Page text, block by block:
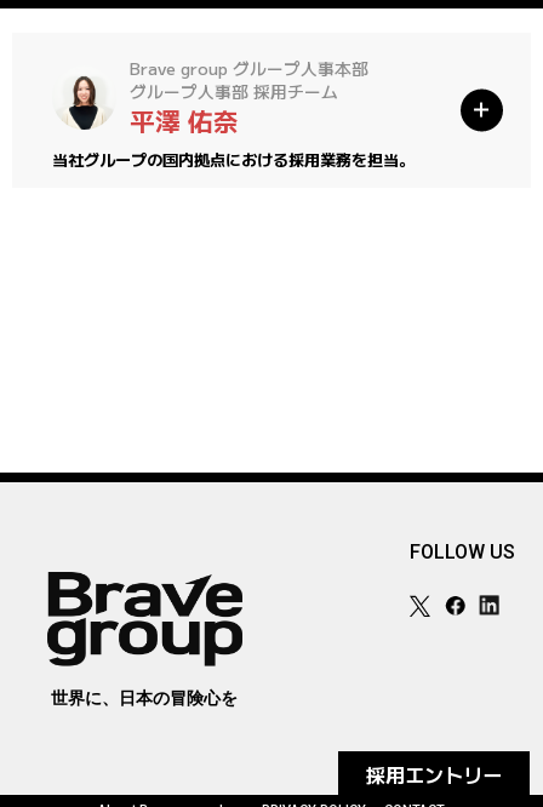
採用エントリー
Brave group グループ人事本部
グループ人事部 採用チーム
平澤 佑奈
当社グループの国内拠点における採用業務を担当。
世界に、日本の冒険心を
FOLLOW US